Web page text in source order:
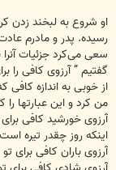
او شروع به لبخند زدن
رسیده. پدر و مادرم
سعی می‌کرد جزئیات
گفتیم ” آرزوی کافی را
از خوبی به اندازه
من کرد و این عبارتها را
آرزوی خورشید کافی
اینکه روز چقدر تیره است.
آرزوی باران کافی برای